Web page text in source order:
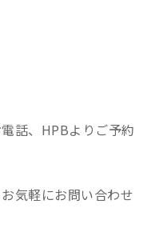
話、HPBよりご予約
気軽にお問い合わせ